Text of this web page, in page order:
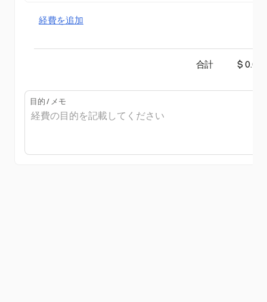
経費を追加
合計 $ 0.00
目的 / メモ